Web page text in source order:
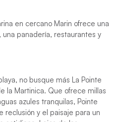
en cercano Marin ofrece una
panadería, restaurantes y
no busque más La Pointe
la Martinica. Que ofrece millas
azules tranquilas, Pointe
reclusión y el paisaje para un